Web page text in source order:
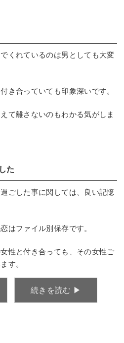
くれているのは男としても大変
き合っていても印象深いです。
て離さないのもわかる気がしま
た
ごした事に関しては、良い記憶
はファイル別保存です。
性と付き合っても、その女性ご
す。
続きを読む ▶︎